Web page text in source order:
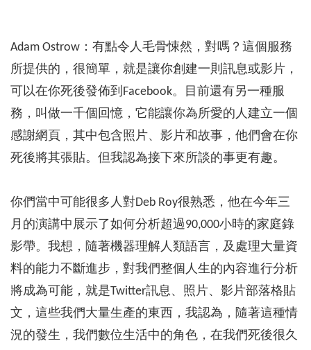
Adam Ostrow：有點令人毛骨悚然，對嗎？這個服務
所提供的，很簡單，就是讓你創建一則訊息或影片，
可以在你死後發佈到Facebook。目前還有另一種服
務，叫做一千個回憶，它能讓你為所愛的人建立一個
感謝網頁，其中包含照片、影片和故事，他們會在你
死後將其張貼。但我認為接下來所談的事更有趣。
你們當中可能很多人對Deb Roy很熟悉，他在今年三
月的演講中展示了如何分析超過90,000小時的家庭錄
影帶。我想，隨著機器理解人類語言，及處理大量資
料的能力不斷進步，對我們整個人生的內容進行分析
將成為可能，就是Twitter訊息、照片、影片部落格貼
文，這些我們大量生產的東西，我認為，隨著這種情
況的發生，我們數位生活中的角色，在我們死後很久